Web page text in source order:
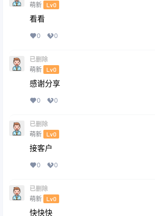
萌新 Lv0
看看
0 0
已删除
萌新 Lv0
感谢分享
0 0
已删除
萌新 Lv0
接客户
0 0
已删除
萌新 Lv0
快快快